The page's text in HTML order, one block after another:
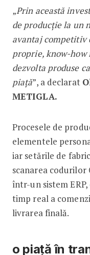
„Prin această
de producție la un
avantaj competitiv
proprie, know-how
dezvolta produse
piață”, a declarat
METIGLA.
Procesele de
elementele
iar setările de
scanarea
într-un sistem
timp real a
livrarea finală.
o piață în